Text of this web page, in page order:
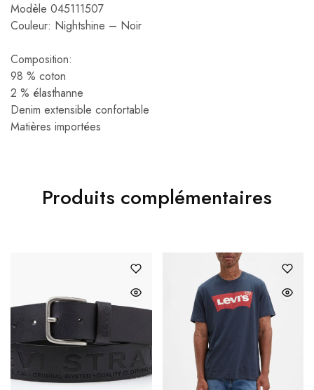
Modèle 045111507
Couleur: Nightshine – Noir
Composition:
98 % coton
2 % élasthanne
Denim extensible confortable
Matières importées
Produits complémentaires